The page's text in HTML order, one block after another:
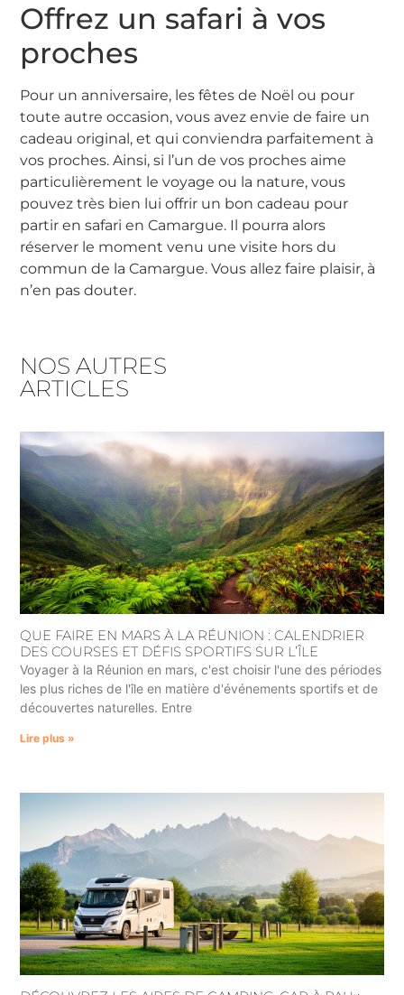
Offrez un safari à vos
proches
Pour un anniversaire, les fêtes de Noël ou pour
toute autre occasion, vous avez envie de faire un
cadeau original, et qui conviendra parfaitement à
vos proches. Ainsi, si l’un de vos proches aime
particulièrement le voyage ou la nature, vous
pouvez très bien lui offrir un bon cadeau pour
partir en safari en Camargue. Il pourra alors
réserver le moment venu une visite hors du
commun de la Camargue. Vous allez faire plaisir, à
n’en pas douter.
NOS AUTRES
ARTICLES
QUE FAIRE EN MARS À LA RÉUNION : CALENDRIER
DES COURSES ET DÉFIS SPORTIFS SUR L’ÎLE
Voyager à la Réunion en mars, c'est choisir l'une des périodes
les plus riches de l'île en matière d'événements sportifs et de
découvertes naturelles. Entre
Lire plus »